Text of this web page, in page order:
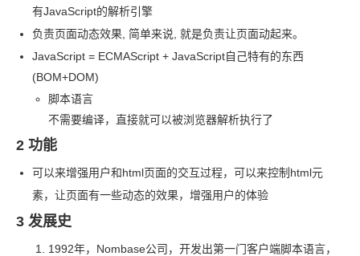
有JavaScript的解析引擎
负责页面动态效果 , 简单来说 , 就是负责让页面动起来。
JavaScript = ECMAScript + JavaScript自己特有的东西
(BOM+DOM)
脚本语言
不需要编译，直接就可以被浏览器解析执行了
2 功能
可以来增强用户和html页面的交互过程，可以来控制 html元
素，让页面有一些动态的效果，增强用户的体验
3 发展史
1992年，Nombase公司，开发出第一门客户端脚本语言，